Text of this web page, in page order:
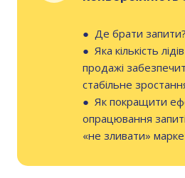
● Де брати запити?
● Яка кількість
продажі
стабільне
● Як покращити
опрацювання
«не зливати»